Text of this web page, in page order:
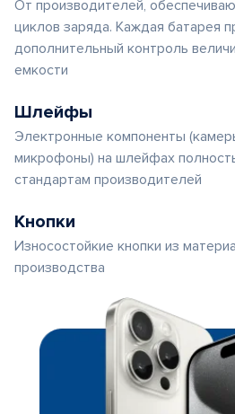
От производителей,
циклов заряда. Каждая батарея
дополнительный контроль
емкости
Шлейфы
Электронные компоненты
микрофоны) на шлейфах
стандартам производителей
Кнопки
Износостойкие кнопки из
производства